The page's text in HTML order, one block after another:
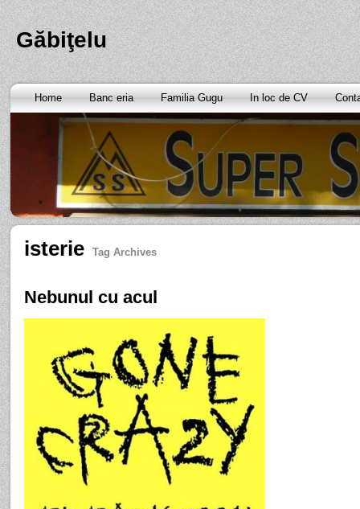
Găbiţelu
Home Banc eria Familia Gugu In loc de CV
isterie Tag Archives
Nebunul cu acul